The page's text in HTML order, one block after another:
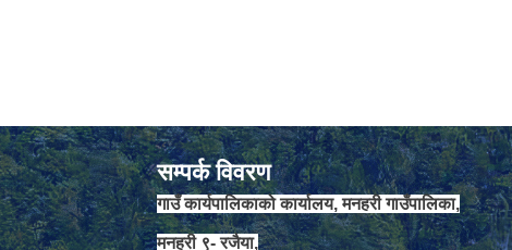
सम्पर्क विवरण
गाउँ कार्यपालिकाको कार्यालय, मनहरी गाउँपालिका,
मनहरी ९- रजैया,